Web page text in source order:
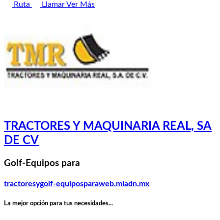
Ruta
LlamarVer Más
TRACTORES Y MAQUINARIA REAL, SA
DE CV
Golf-Equipos para
tractoresygolf-equiposparaweb.miadn.mx
La mejor opción para tus necesidades...